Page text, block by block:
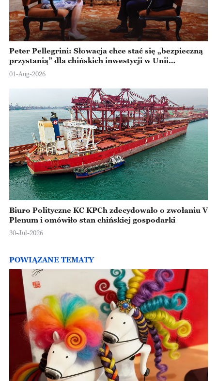
Peter Pellegrini: Słowacja chce stać się „bezpieczną
przystanią” dla chińskich inwestycji w Unii
Europejskiej
01-Aug-2026
Biuro Polityczne KC KPCh zdecydowało o zwołaniu V
Plenum i omówiło stan chińskiej gospodarki
30-Jul-2026
POWIĄZANE TEMATY